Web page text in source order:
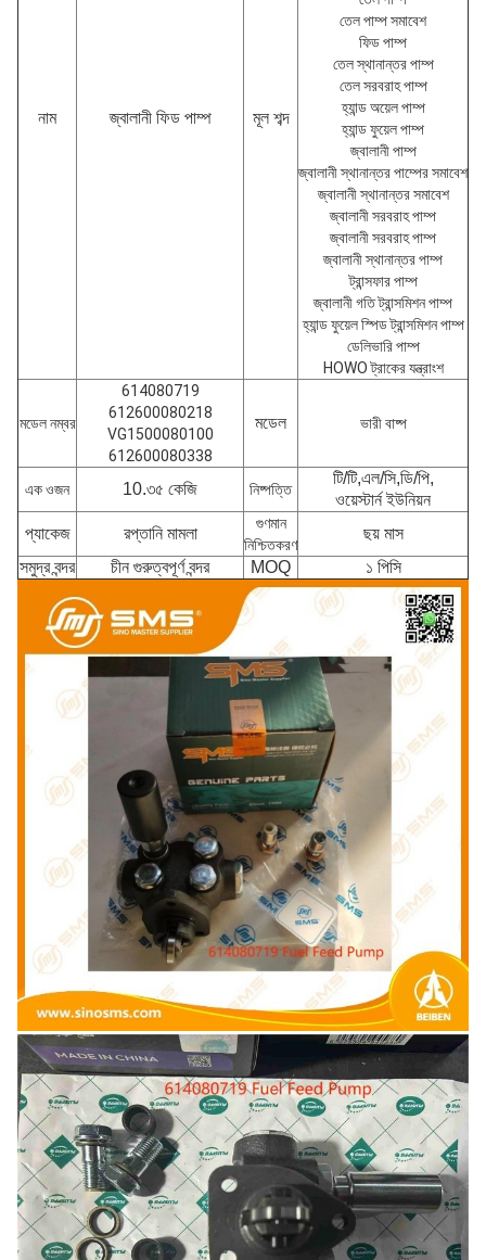
নাম জ্বালানী ফিড পাম্প মূল শব্দ
তেল পাম্প সমাবেশ
ফিড পাম্প
তেল স্থানান্তর পাম্প
তেল সরবরাহ পাম্প
হ্যান্ড অয়েল পাম্প
হ্যান্ড ফুয়েল পাম্প
জ্বালানী পাম্প
জ্বালানী স্থানান্তর পাম্পের সমাবেশ
জ্বালানী স্থানান্তর সমাবেশ
জ্বালানী সরবরাহ পাম্প
জ্বালানী সরবরাহ পাম্প
জ্বালানী স্থানান্তর পাম্প
ট্রান্সফার পাম্প
জ্বালানী গতি ট্রান্সমিশন পাম্প
হ্যান্ড ফুয়েল স্পিড ট্রান্সমিশন পাম্প
ডেলিভারি পাম্প
HOWO ট্রাকের যন্ত্রাংশ
মডেল নম্বর
614080719
612600080218
VG1500080100
612600080338
মডেল ভারী বাষ্প
এক ওজন 10.৩৫ কেজি নিষ্পত্তি
টি/টি,এল/সি,ডি/পি,
ওয়েস্টার্ন ইউনিয়ন
প্যাকেজ
রপ্তানি মামলা
গুণমান
নিশ্চিতকরণ
ছয় মাস
সমুদ্র বন্দর
চীন গুরুত্বপূর্ণ বন্দর MOQ ১ পিসি